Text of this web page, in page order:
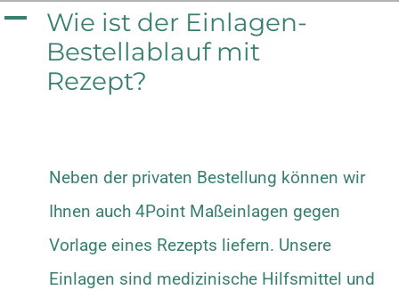
Zum
springen
A
Wie ist der Einlagen-
Bestellablauf mit
Rezept?
Neben der privaten Bestellung können wir
Ihnen auch 4Point Maßeinlagen gegen
Vorlage eines Rezepts liefern. Unsere
Einlagen sind medizinische Hilfsmittel und